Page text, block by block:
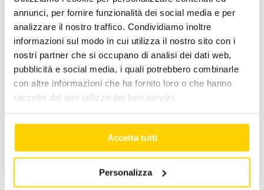
annunci, per fornire funzionalità dei social media e per
analizzare il nostro traffico. Condividiamo inoltre
informazioni sul modo in cui utilizza il nostro sito con i
nostri partner che si occupano di analisi dei dati web,
pubblicità e social media, i quali potrebbero combinarle
con altre informazioni che ha fornito loro o che hanno
raccolto dal suo utilizzo dei loro servizi.
Accetta tutti
Personalizza
Post correlati
Gli
Stakeholder di
Processo di
assemblaggio